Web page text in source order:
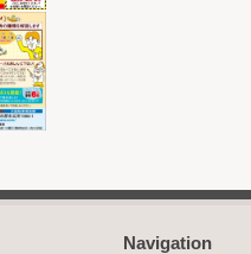
Navigation